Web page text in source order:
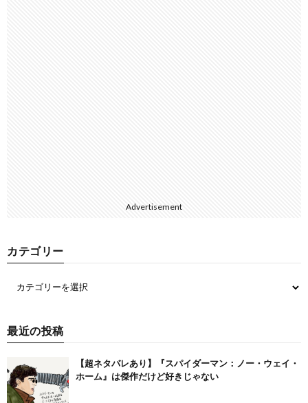
Advertisement
カテゴリー
最近の投稿
【超ネタバレあり】『スパイダーマン：ノー・ウェイ・
ホーム』は傑作だけど好きじゃない